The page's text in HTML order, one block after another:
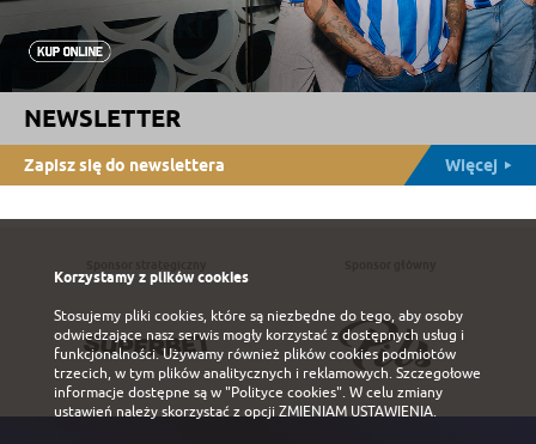
NEWSLETTER
Zapisz się do newslettera Więcej
Korzystamy z plików cookies
Stosujemy pliki cookies, które są niezbędne do tego, aby osoby
odwiedzające nasz serwis mogły korzystać z dostępnych usług i
funkcjonalności. Używamy również plików cookies podmiotów
trzecich, w tym plików analitycznych i reklamowych. Szczegołowe
informacje dostępne są w"Polityce cookies". W celu zmiany
ustawień należy skorzystać z opcji ZMIENIAM USTAWIENIA.